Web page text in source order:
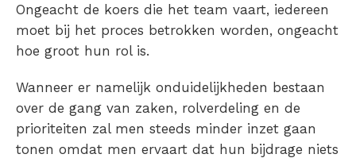
Ongeacht de koers die het team vaart, iedereen
moet bij het proces betrokken worden, ongeacht
hoe groot hun rol is.
Wanneer er namelijk onduidelijkheden bestaan
over de gang van zaken, rolverdeling en de
prioriteiten zal men steeds minder inzet gaan
tonen omdat men ervaart dat hun bijdrage niets